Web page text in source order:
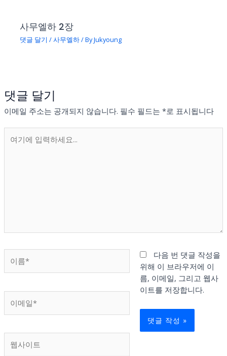
사무엘하 2장
댓글 달기 /사무엘하/ ByJukyoung
댓글 달기
이메일 주소는 공개되지 않습니다. 필수 필드는 *로 표시됩니다
메
*
다음 번 댓글 작성을
위해 이 브라우저에 이
름, 이메일, 그리고 웹사
이트를 저장합니다.